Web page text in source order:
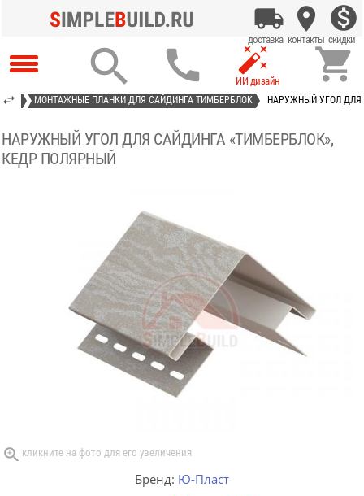
   
МОНТАЖНЫЕ ПЛАНКИ ДЛЯ САЙДИНГА ТИМБЕРБЛОК НАРУЖНЫЙ УГОЛ ДЛЯ
НАРУЖНЫЙ УГОЛ ДЛЯ САЙДИНГА «ТИМБЕРБЛОК»,
КЕДР ПОЛЯРНЫЙ
Бренд: Ю-Пласт